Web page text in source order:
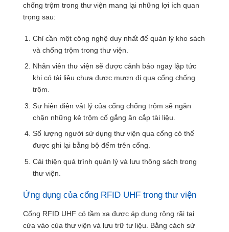
chống trộm trong thư viện mang lại những lợi ích quan
trọng sau:
Chỉ cần một công nghệ duy nhất để quản lý kho sách
và chống trộm trong thư viện.
Nhân viên thư viện sẽ được cảnh báo ngay lập tức
khi có tài liệu chưa được mượn đi qua cổng chống
trộm.
Sự hiện diện vật lý của cổng chống trộm sẽ ngăn
chặn những kẻ trộm cố gắng ăn cắp tài liệu.
Số lượng người sử dụng thư viện qua cổng có thể
được ghi lại bằng bộ đếm trên cổng.
Cải thiện quá trình quản lý và lưu thông sách trong
thư viện.
Ứng dụng của cổng RFID UHF trong thư viện
Cổng RFID UHF có tầm xa được áp dụng rộng rãi tại
cửa vào của thư viện và lưu trữ tư liệu. Bằng cách sử